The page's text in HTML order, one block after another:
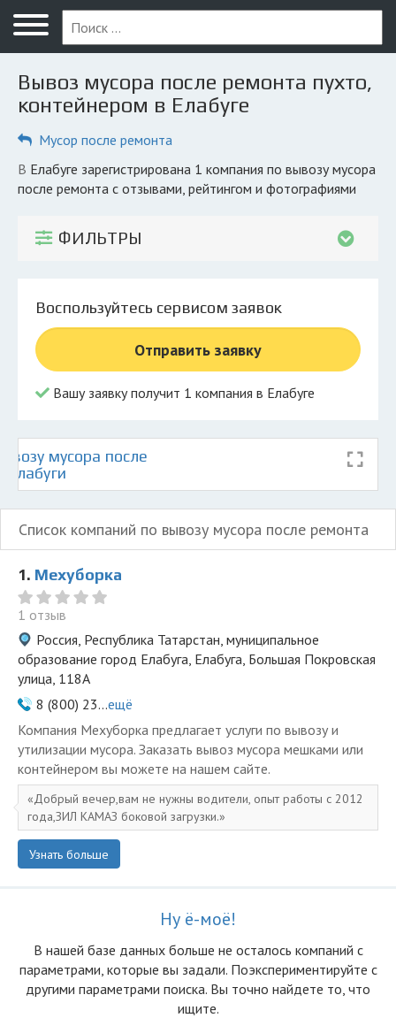
Меню
Главная
Вопрос юристу
Компании
Экоблог
© 2026 Все права защищены
Вывоз мусора после ремонта пухто,
контейнером в Елабуге
Мусор после ремонта
в Елабуге зарегистрирована 1 компания по вывозу мусора
после ремонта с отзывами, рейтингом и фотографиями
ФИЛЬТРЫ
Воспользуйтесь сервисом заявок
Отправить заявку
Вашу заявку получит 1 компания в Елабуге
мусора после
Елабуги
Список компаний по вывозу мусора после ремонта
1. Мехуборка
1 отзыв
Россия, Республика Татарстан, муниципальное
образование город Елабуга, Елабуга, Большая Покровская
улица, 118А
8 (800) 23...ещё
Компания Мехуборка предлагает услуги по вывозу и
утилизации мусора. Заказать вывоз мусора мешками или
контейнером вы можете на нашем сайте.
Добрый вечер,вам не нужны водители, опыт работы с 2012
года,ЗИЛ КАМАЗ боковой загрузки.
Узнать больше
Ну ё-моё!
В нашей базе данных больше не осталоcь компаний с
параметрами, которые вы задали. Поэкспериментируйте с
другими параметрами поиска. Вы точно найдете то, что
ищите.